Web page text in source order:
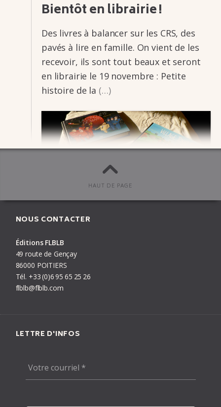
Bien­tôt en librai­rie !
Des livres à balan­­cer sur les CRS, des
pavés à lire en famille. On vient de les
rece­­voir, ils sont tout beaux et seront
en librai­­rie le 19 novembre : Petite
histoire de la (…)
Éditions FLBLBpublié le
française
HAUT DE PAGE
NOUS CONTACTER
Éditions FLBLB
49 route de Gençay
86000 POITIERS
Tél. +33(0)695 65 25 26
flblb@flblb.com
LETTRE D'INFOS